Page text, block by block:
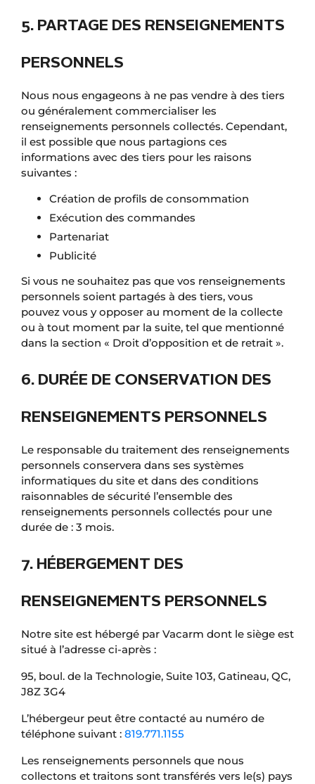
5. PARTAGE DES RENSEIGNEMENTS
PERSONNELS
Nous nous engageons à ne pas vendre à des tiers
ou généralement commercialiser les
renseignements personnels collectés. Cependant,
il est possible que nous partagions ces
informations avec des tiers pour les raisons
suivantes :
Création de profils de consommation
Exécution des commandes
Partenariat
Publicité
Si vous ne souhaitez pas que vos renseignements
personnels soient partagés à des tiers, vous
pouvez vous y opposer au moment de la collecte
ou à tout moment par la suite, tel que mentionné
dans la section « Droit d’opposition et de retrait ».
6. DURÉE DE CONSERVATION DES
RENSEIGNEMENTS PERSONNELS
Le responsable du traitement des renseignements
personnels conservera dans ses systèmes
informatiques du site et dans des conditions
raisonnables de sécurité l’ensemble des
renseignements personnels collectés pour une
durée de : 3 mois.
7. HÉBERGEMENT DES
RENSEIGNEMENTS PERSONNELS
Notre site est hébergé par Vacarm dont le siège est
situé à l’adresse ci-après :
95, boul. de la Technologie, Suite 103, Gatineau, QC,
J8Z 3G4
L’hébergeur peut être contacté au numéro de
téléphone suivant : 819.771.1155
Les renseignements personnels que nous
collectons et traitons sont transférés vers le(s) pays